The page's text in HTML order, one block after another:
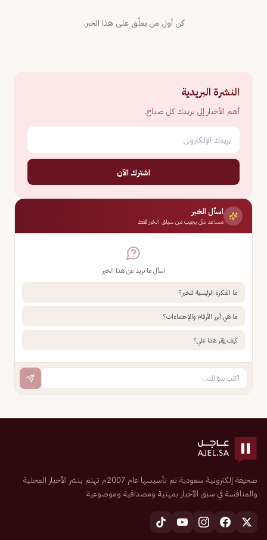
كن أول من يعلّق على هذا الخبر.
النشرة البريدية
أهم الأخبار إلى بريدك كل صباح.
اشترك الآن
اسأل الخبر
مساعد ذكي يجيب من سياق الخبر فقط
اسأل ما تريد عن هذا الخبر
ما الفكرة الرئيسية للخبر؟
ما هي أبرز الأرقام والإحصاءات؟
كيف يؤثر هذا علي؟
صحيفة إلكترونية سعودية تم تأسيسها عام 2007م تهتم بنشر الأخبار المحلية
والمنافسة في سبق الأخبار بمهنية ومصداقية وموضوعية